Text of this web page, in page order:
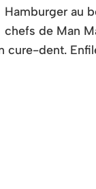
Hamburger au
chefs de Man
dent.